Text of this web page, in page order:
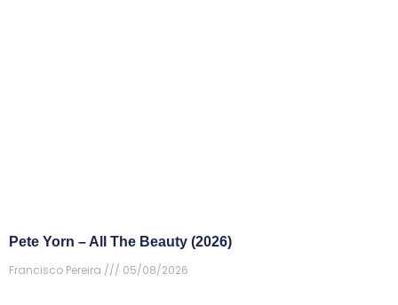
Pete Yorn – All The Beauty (2026)
Francisco Pereira
05/08/2026